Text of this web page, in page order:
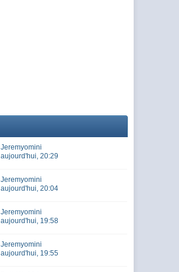
Jeremyomini
aujourd'hui, 20:29
Jeremyomini
aujourd'hui, 20:04
Jeremyomini
aujourd'hui, 19:58
Jeremyomini
aujourd'hui, 19:55